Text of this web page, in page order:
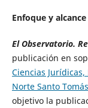
Enfoque y alcance
El Observatorio.
publicación en
Ciencias Jurídicas,
Norte Santo
objetivo la